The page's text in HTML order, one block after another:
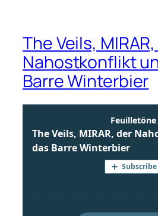
The Veils,
Nahostkonflikt
Barre Winterbier